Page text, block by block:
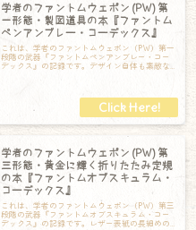
学者のファントムウェポン (PW) 第
一形態・製図道具の本『ファントム
ペンアンブレー・コーデックス』
これは、学者のファントムウェポン（PW）第一
段階の武器『ファントムペンアンブレー・コー
デックス』の記録です。デザイン自体も素敵な
学者のファントムウェポン (PW) 第
三形態・黄金に輝く折りたたみ定規
の本『ファントムオブスキュラム・
コーデックス』
これは、学者のファントムウェポン（PW）第三
段階の武器『ファントムオブスキュラム・コー
デックス』の記録です。レザー表紙の長細めの